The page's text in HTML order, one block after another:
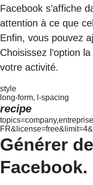
Facebook s’affiche
attention à ce que
Enfin, vous pouvez
Choisissez l’option
votre activité.
style
long-form, l-spacing
recipe
Générer
Facebook.